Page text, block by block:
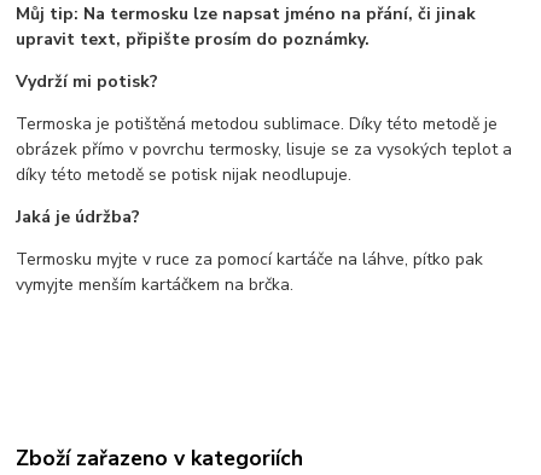
Můj tip: Na termosku lze napsat jméno na přání, či jinak
upravit text, připište prosím do poznámky.
Vydrží mi potisk?
Termoska je potištěná metodou sublimace. Díky této metodě je
obrázek přímo v povrchu termosky, lisuje se za vysokých teplot a
díky této metodě se potisk nijak neodlupuje.
Jaká je údržba?
Termosku myjte v ruce za pomocí kartáče na láhve, pítko pak
vymyjte menším kartáčkem na brčka.
Zboží zařazeno v kategoriích